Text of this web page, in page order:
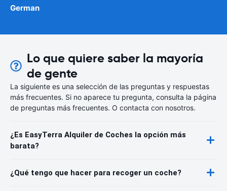
German
Lo que quiere saber la mayoría
de gente
La siguiente es una selección de las preguntas y respuestas
más frecuentes. Si no aparece tu pregunta, consulta la página
de preguntas más frecuentes. O contacta con nosotros.
¿Es EasyTerra Alquiler de Coches la opción más
barata?
¿Qué tengo que hacer para recoger un coche?